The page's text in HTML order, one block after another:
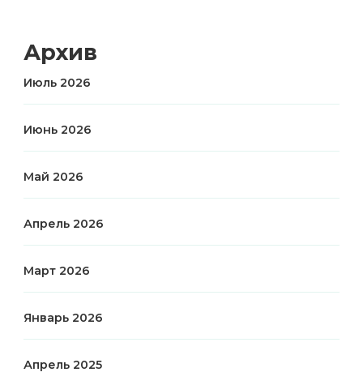
Архив
Июль 2026
Июнь 2026
Май 2026
Апрель 2026
Март 2026
Январь 2026
Апрель 2025